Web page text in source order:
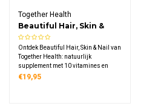
Together Health
Beautiful Hair, Skin &
Nail
Ontdek Beautiful Hair, Skin & Nail van
Together Health: natuurlijk
supplement met 10 vitamines en
mineralen, verrijkt met bamboe-silica
€19,95